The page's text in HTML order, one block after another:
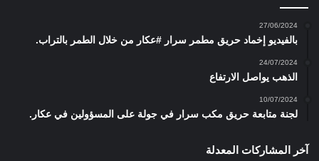
27/06/2024
بالفيديو إخماد حريق مطمر سرار #عكار من خلال الطمر بالتراب.
24/07/2024
الذهب يواصل الارتفاع
10/07/2024
لجنة متابعة حريق مكب سرار في جولة على المسؤولين في عكار.
آخر المشاركات المعدلة